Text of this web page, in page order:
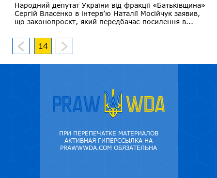
Народний депутат України від фракції «Батьківщина»
Сергій Власенко в інтерв’ю Наталії Мосійчук заявив,
що законопроєкт, який передбачає посилення в...
14
ПРИ ПЕРЕПЕЧАТКЕ МАТЕРИАЛОВ
АКТИВНАЯ ГИПЕРССЫЛКА НА
PRAWWWDA.COM ОБЯЗАТЕЛЬНА